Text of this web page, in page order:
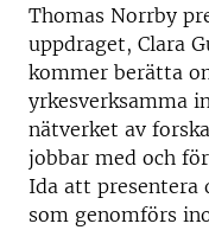
Thomas Norrby
uppdraget, Clara
kommer berätta
yrkesverksamma
nätverket av
jobbar med och
Ida att presentera
som genomförs